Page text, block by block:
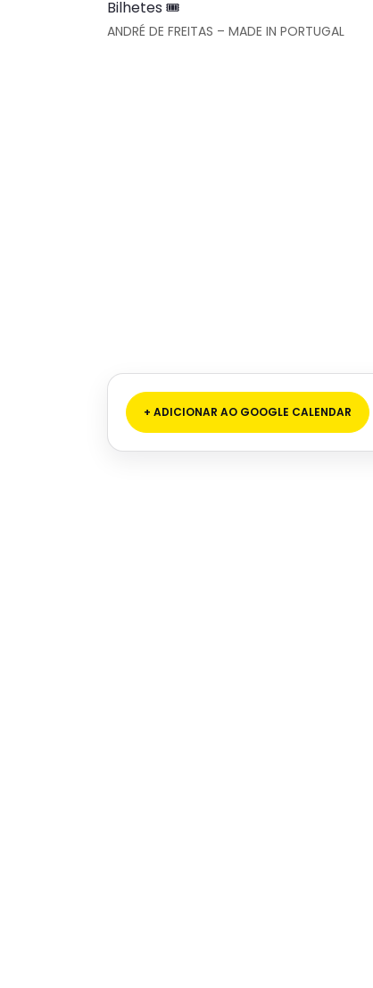
Bilhetes 🎟
ANDRÉ DE FREITAS – MADE IN PORTUGAL
+ ADICIONAR AO GOOGLE CALENDAR